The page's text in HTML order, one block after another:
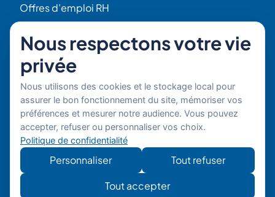
Offres d’emploi RH
56 Rue Raspail
F92300 Levallois
+ 33 (0)1 42 70 97 20
Par email
Copyright © 2026 Boost'RH
Groupe. Tous droits réservés.
Site
développé
mon site
Mentions légales
Nous respectons votre vie
privée
Nous utilisons des cookies et le stockage local pour
assurer le bon fonctionnement du site, mémoriser vos
préférences et mesurer notre audience. Vous pouvez
accepter, refuser ou personnaliser vos choix.
Politique de confidentialité
Personnaliser
Tout refuser
Tout accepter